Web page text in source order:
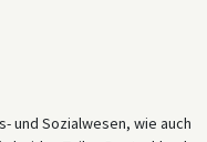
und Sozialwesen, wie auch